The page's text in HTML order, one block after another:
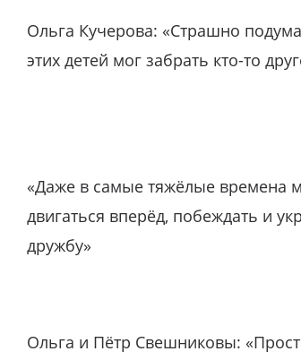
Ольга Кучерова: «Страшно
этих детей мог забрать кто-то
«Даже в самые тяжёлые времена
двигаться вперёд, побеждать и
дружбу»
Ольга и Пётр Свешниковы: